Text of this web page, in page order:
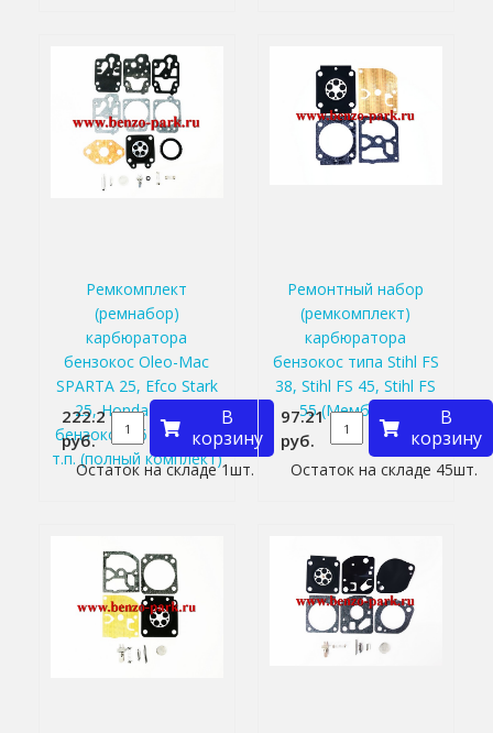
Ремкомплект
(ремнабор)
карбюратора
бензокос Oleo-Mac
SPARTA 25, Efco Stark
25, Honda GX 35,
бензокос 26 см3, 33 и
т.п. (полный комплект)
222.2
руб.
В
корзину
Остаток на складе 1шт.
Ремонтный набор
(ремкомплект)
карбюратора
бензокос типа Stihl FS
38, Stihl FS 45, Stihl FS
55 (Мембраны)
97.21
руб.
В
корзину
Остаток на складе 45шт.